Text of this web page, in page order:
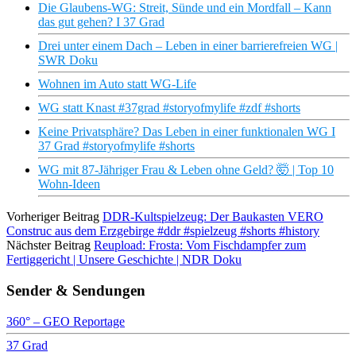
Die Glaubens-WG: Streit, Sünde und ein Mordfall – Kann
das gut gehen? I 37 Grad
Drei unter einem Dach – Leben in einer barrierefreien WG |
SWR Doku
Wohnen im Auto statt WG-Life
WG statt Knast #37grad #storyofmylife #zdf #shorts
Keine Privatsphäre? Das Leben in einer funktionalen WG I
37 Grad #storyofmylife #shorts
WG mit 87-Jähriger Frau & Leben ohne Geld? 🤯 | Top 10
Wohn-Ideen
Vorheriger Beitrag DDR-Kultspielzeug: Der Baukasten VERO
Construc aus dem Erzgebirge #ddr #spielzeug #shorts #history
Nächster Beitrag Reupload: Frosta: Vom Fischdampfer zum
Fertiggericht | Unsere Geschichte | NDR Doku
Sender & Sendungen
360° – GEO Reportage
37 Grad